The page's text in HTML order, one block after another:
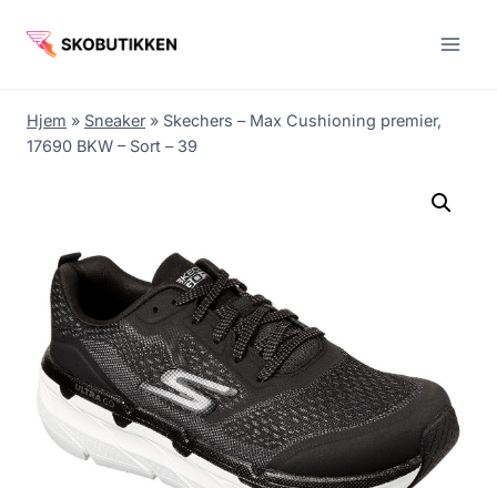
Hjem » Sneaker » Skechers – Max Cushioning premier,
17690 BKW – Sort – 39